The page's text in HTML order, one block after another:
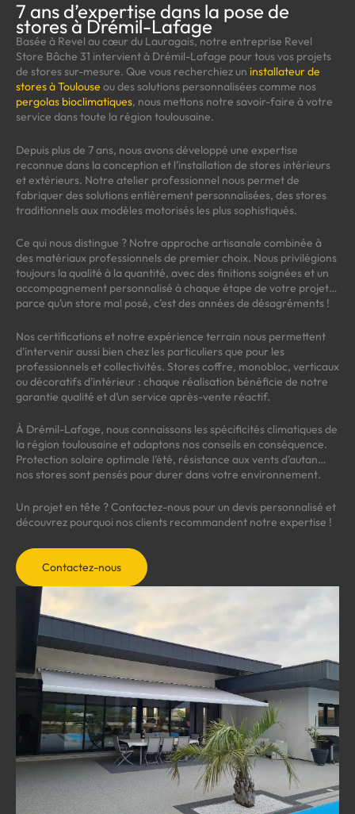
7 ans d’expertise dans la pose de
stores à Drémil-Lafage
Basée à Revel au cœur du Lauragais, notre entreprise Revel
Store Bâche 31 intervient à Drémil-Lafage pour tous vos projets
de stores sur-mesure. Que vous recherchiez un installateur de
stores à Toulouse ou des solutions personnalisées comme nos
pergolas bioclimatiques, nous mettons notre savoir-faire à votre
service dans toute la région toulousaine.
Depuis plus de 7 ans, nous avons développé une expertise
reconnue dans la conception et l’installation de stores intérieurs
et extérieurs. Notre atelier professionnel nous permet de
fabriquer des solutions entièrement personnalisées, des stores
traditionnels aux modèles motorisés les plus sophistiqués.
Ce qui nous distingue ? Notre approche artisanale combinée à
des matériaux professionnels de premier choix. Nous privilégions
toujours la qualité à la quantité, avec des finitions soignées et un
accompagnement personnalisé à chaque étape de votre projet…
parce qu’un store mal posé, c’est des années de désagréments !
Nos certifications et notre expérience terrain nous permettent
d’intervenir aussi bien chez les particuliers que pour les
professionnels et collectivités. Stores coffre, monobloc, verticaux
ou décoratifs d’intérieur : chaque réalisation bénéficie de notre
garantie qualité et d’un service après-vente réactif.
À Drémil-Lafage, nous connaissons les spécificités climatiques de
la région toulousaine et adaptons nos conseils en conséquence.
Protection solaire optimale l’été, résistance aux vents d’autan…
nos stores sont pensés pour durer dans votre environnement.
Un projet en tête ? Contactez-nous pour un devis personnalisé et
découvrez pourquoi nos clients recommandent notre expertise !
Contactez-nous